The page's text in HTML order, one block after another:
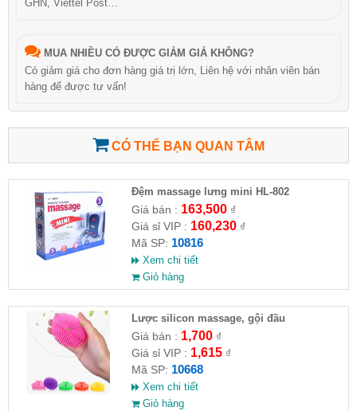
GHN, Viettel Post…
MUA NHIỀU CÓ ĐƯỢC GIẢM GIÁ KHÔNG?
Có giảm giá cho đơn hàng giá trị lớn, Liên hệ với nhân viên bán
hàng để được tư vấn!
CÓ THỂ BẠN QUAN TÂM
Đệm massage lưng mini HL-802
Giá bán : 163,500₫
Giá sỉ VIP : 160,230₫
Mã SP: 10816
Xem chi tiết
Giỏ hàng
Lược silicon massage, gội đầu
Giá bán : 1,700₫
Giá sỉ VIP : 1,615₫
Mã SP: 10668
Xem chi tiết
Giỏ hàng